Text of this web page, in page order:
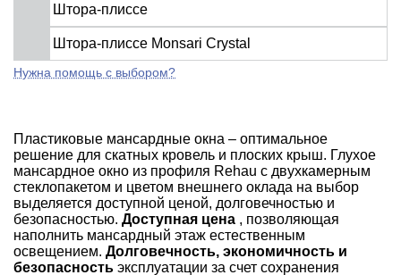
Штора-плиссе
Штора-плиссе Monsari Crystal
Нужна помощь с выбором?
Пластиковые мансардные окна – оптимальное
решение для скатных кровель и плоских крыш. Глухое
мансардное окно из профиля Rehau с двухкамерным
стеклопакетом и цветом внешнего оклада на выбор
выделяется доступной ценой, долговечностью и
безопасностью. Доступная цена , позволяющая
наполнить мансардный этаж естественным
освещением. Долговечность, экономичность и
безопасность эксплуатации за счет сохранения